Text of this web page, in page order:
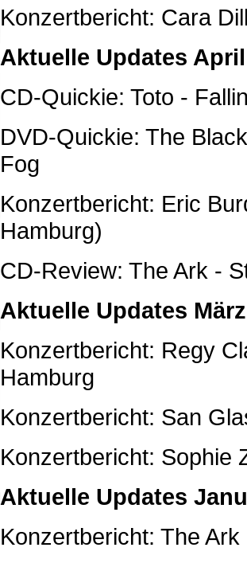
Konzertbericht: Cara
Aktuelle Updates
CD-Quickie: Toto -
DVD-Quickie: The
Fog
Konzertbericht: Eric
Hamburg)
CD-Review: The Ark -
Aktuelle Updates
Konzertbericht: Regy
Hamburg
Konzertbericht: San
Konzertbericht: Sophie
Aktuelle Updates
Konzertbericht: The Ark